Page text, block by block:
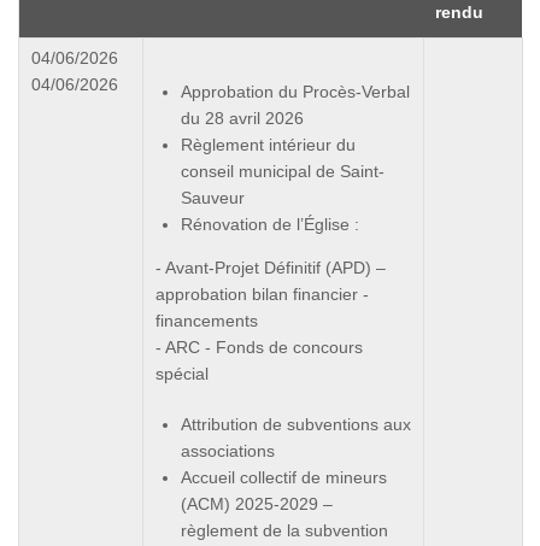
rendu
04/06/2026
04/06/2026
Approbation du Procès-Verbal
du 28 avril 2026
Règlement intérieur du
conseil municipal de Saint-
Sauveur
Rénovation de l’Église :
- Avant-Projet Définitif (APD) –
approbation bilan financier -
financements
- ARC - Fonds de concours
spécial
Attribution de subventions aux
associations
Accueil collectif de mineurs
(ACM) 2025-2029 –
règlement de la subvention